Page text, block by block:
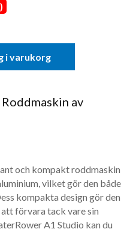
i varukorg
av
och kompakt roddmaskin
vilket gör den både
kompakta design gör den
förvara tack vare sin
A1 Studio kan du